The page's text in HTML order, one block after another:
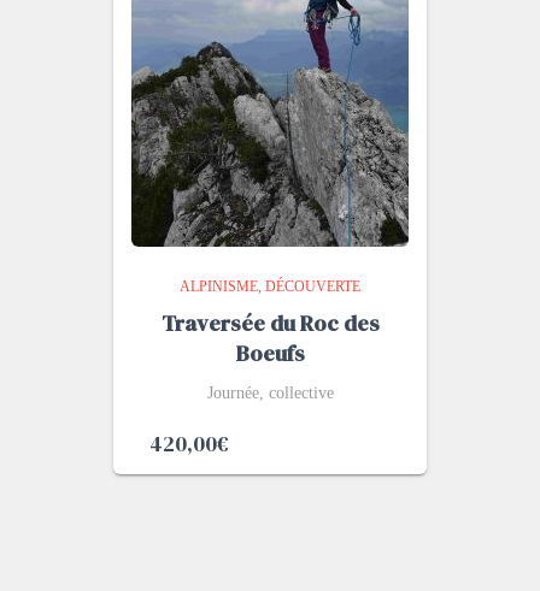
ALPINISME DÉCOUVERTE
Traversée du Roc des
Boeufs
Journée, collective
420,00€